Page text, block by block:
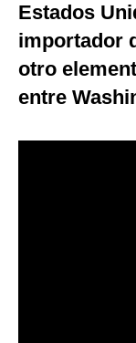
México
España
Internacional
Estados
importador
otro
entre